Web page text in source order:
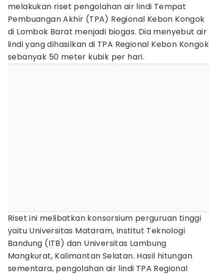
melakukan riset pengolahan air lindi Tempat
Pembuangan Akhir (TPA) Regional Kebon Kongok
di Lombok Barat menjadi biogas. Dia menyebut air
lindi yang dihasilkan di TPA Regional Kebon Kongok
sebanyak 50 meter kubik per hari.
Riset ini melibatkan konsorsium perguruan tinggi
yaitu Universitas Mataram, Institut Teknologi
Bandung (ITB) dan Universitas Lambung
Mangkurat, Kalimantan Selatan. Hasil hitungan
sementara, pengolahan air lindi TPA Regional